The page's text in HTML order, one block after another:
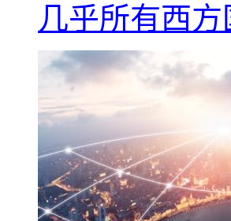
几乎所有西